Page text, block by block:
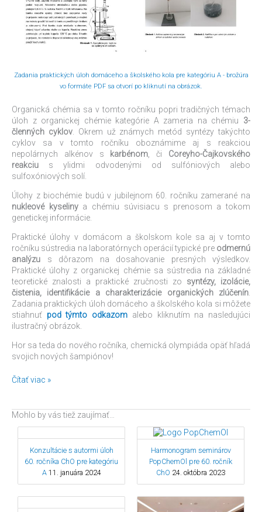
Zadania praktických úloh domáceho a školského kola pre kategóriu A - brožúra
vo formáte PDF sa otvorí po kliknutí na obrázok.
Organická chémia sa v tomto ročníku popri tradičných témach
úloh z organickej chémie kategórie A zameria na chémiu 3-
členných cyklov. Okrem už známych metód syntézy takýchto
cyklov sa v tomto ročníku oboznámime aj s reakciou
nepolárnych alkénov s karbénom, či Coreyho-Čajkovského
reakciu s ylidmi odvodenými od sulfóniových alebo
sulfoxóniových solí.
Úlohy z biochémie budú v jubilejnom 60. ročníku zamerané na
nukleové kyselinya chémiu súvisiacu s prenosom a tokom
genetickej informácie.
Praktické úlohy v domácom a školskom kole sa aj v tomto
ročníku sústredia na laboratórnych operácií typické pre odmernú
analýzu s dôrazom na dosahovanie presných výsledkov.
Praktické úlohy z organickej chémie sa sústredia na základné
teoretické znalosti a praktické zručnosti zo syntézy, izolácie,
čistenia, identifikácie a charakterizácie organických zlúčenín.
Zadania praktických úloh domáceho a školského kola si môžete
stiahnuť pod týmto odkazom alebo kliknutím na nasledujúci
ilustračný obrázok.
Hor sa teda do nového ročníka, chemická olympiáda opäť hľadá
svojich nových šampiónov!
Čítať viac »
Mohlo by vás tiež zaujímať…
Konzultácie s autormi úloh
60. ročníka ChO pre kategóriu
A 11. januára 2024
Harmonogram seminárov
PopChemOl pre 60. ročník
ChO 24. októbra 2023